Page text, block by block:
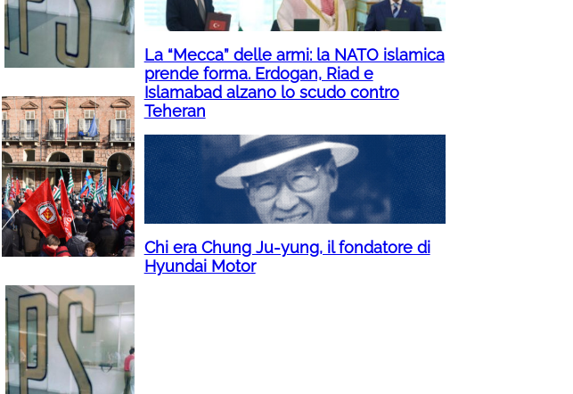
La “Mecca” delle armi: la NATO islamica
prende forma. Erdogan, Riad e
Islamabad alzano lo scudo contro
Teheran
Chi era Chung Ju-yung, il fondatore di
Hyundai Motor